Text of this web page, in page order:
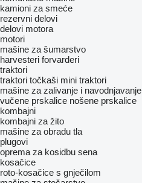
kamioni za smeće
rezervni delovi
delovi motora
motori
mašine za šumarstvo
harvesteri forvarderi
traktori
traktori točkaši mini traktori
mašine za zalivanje i navodnjavanje
vučene prskalice nošene prskalice
kombajni
kombajni za žito
mašine za obradu tla
plugovi
oprema za kosidbu sena
kosačice
roto-kosačice s gnječilom